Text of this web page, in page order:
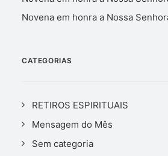
Novena em honra a Nossa
CATEGORIAS
RETIROS ESPIRITUAIS
Mensagem do Mês
Sem categoria